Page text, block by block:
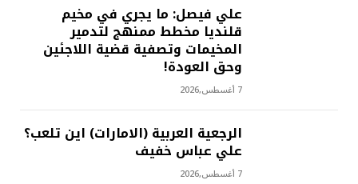
علي فيصل: ما يجري في مخيم
قلنديا مخطط ممنهج لتدمير
المخيمات وتصفية قضية اللاجئين
وحق العودة!
7 أغسطس,2026
الرجعية العربية (الامارات) اين تلعب؟
علي عباس خفيف
7 أغسطس,2026